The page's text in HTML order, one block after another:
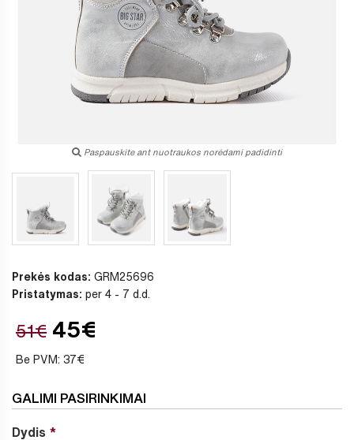
Paspauskite ant nuotraukos norėdami padidinti
Prekės kodas: GRM25696
Pristatymas: per 4 - 7 d.d.
51€ 45€
Be PVM: 37€
GALIMI PASIRINKIMAI
Dydis